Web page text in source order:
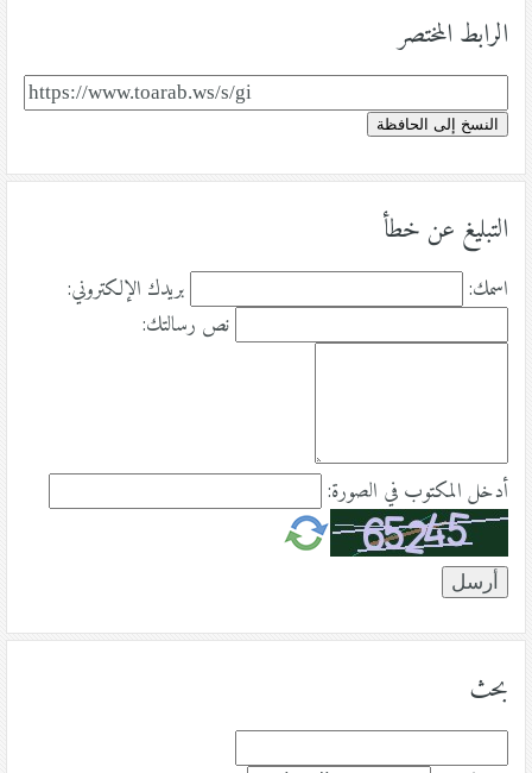
الرابط المختصر
النسخ إلى الحافظة
التبليغ عن خطأ
اسمك:
بريدك الإلكتروني:
نص رسالتك:
أدخل المكتوب في الصورة:
بحث